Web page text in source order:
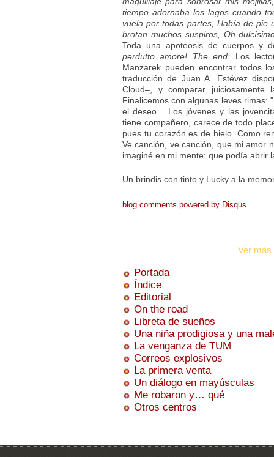
tiempo adornaba los lagos cuando
vuela por todas partes, Había de pie
brotan muchos suspiros, Oh
Toda una apoteosis de cuerpos y
perdutto amore! The end: Los
Manzarek pueden encontrar todos
traducción de Juan A. Estévez
Cloud–, y comparar
Finalicemos con algunas leves rimas:
el deseo... Los jóvenes y las
tiene compañero, carece de todo
pues tu corazón es de hielo. Como
Ve canción, ve canción, que mi amor
imaginé en mi mente: que podía abrir
Un brindis con tinto y Lucky a la
blog comments powered by Disqus
Ver más
Portada
Índice
Editorial
On the road
Libreta de sueños
Una niña prodigiosa y una
La venganza de TUM
Correos explosivos
La primera venta
Un diálogo en mayúsculas
Me robaron y… qué
Otros centros